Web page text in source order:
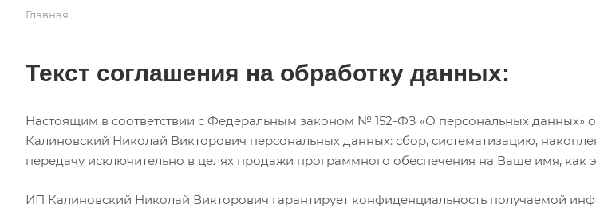
Главная
Текст соглашения на обработку данных:
Настоящим в соответствии с Федеральным законом № 152-ФЗ «О персональных данных»
Калиновский Николай Викторович персональных данных: сбор, систематизацию,
передачу исключительно в целях продажи программного обеспечения на Ваше имя, как
ИП Калиновский Николай Викторович гарантирует конфиденциальность получаемой